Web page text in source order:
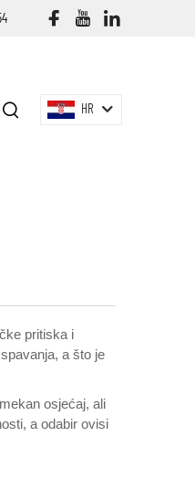
HR
pritiska i
a što je
osjećaj, ali
a odabir ovisi